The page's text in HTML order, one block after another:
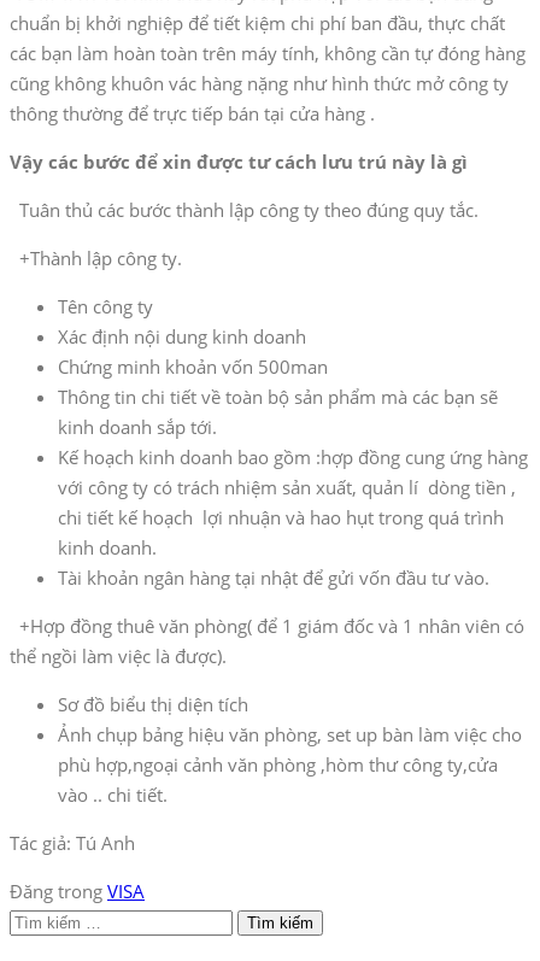
chuẩn bị khởi nghiệp để tiết kiệm chi phí ban đầu, thực chất
các bạn làm hoàn toàn trên máy tính, không cần tự đóng hàng
cũng không khuôn vác hàng nặng như hình thức mở công ty
thông thường để trực tiếp bán tại cửa hàng .
Vậy các bước để xin được tưcách lưu trú này là gì
Tuân thủ các bước thành lập công ty theo đúng quy tắc.
+Thành lập công ty.
Tên công ty
Xác định nội dung kinh doanh
Chứng minh khoản vốn 500man
Thông tin chi tiết về toàn bộ sản phẩm mà các bạn sẽ
kinh doanh sắp tới.
Kế hoạch kinh doanh bao gồm :hợp đồng cung ứng hàng
với công ty có trách nhiệm sản xuất, quản lí dòng tiền ,
chi tiết kế hoạch lợi nhuận và hao hụt trong quá trình
kinh doanh.
Tài khoản ngân hàng tại nhật để gửi vốn đầu tư vào.
+Hợp đồng thuê văn phòng( để 1 giám đốc và 1 nhân viên có
thể ngồi làm việc là được).
Sơ đồ biểu thị diện tích
Ảnh chụp bảng hiệu văn phòng, set up bàn làm việc cho
phù hợp,ngoại cảnh văn phòng ,hòm thư công ty,cửa
vào .. chi tiết.
Tác giả: Tú Anh
Đăng trong VISA
Tìm